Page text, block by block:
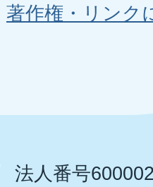
著作権・リンク
法人番号